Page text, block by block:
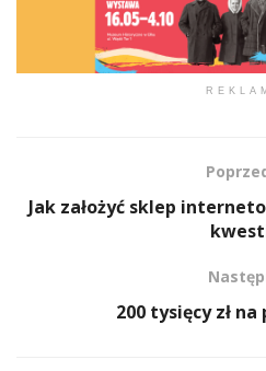
Jak założyć sklep
200 tysięcy zł